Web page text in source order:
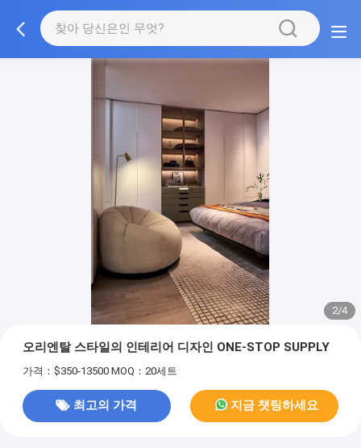
2/4
오리엔탈 스타일의 인테리어 디자인 ONE-STOP SUPPLY
가격：$350-13500 MOQ：20세트
최고의 가격 지금 챗팅하세요